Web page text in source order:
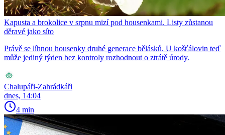
Kapusta a brokolice v srpnu mizí pod housenkami. Listy zůstanou
děravé jako síto
Právě se líhnou housenky druhé generace bělásků. U košťálovin teď
může jediný týden bez kontroly rozhodnout o ztrátě úrody.
Chalupáři-Zahrádkáři
dnes, 14:04
4 min